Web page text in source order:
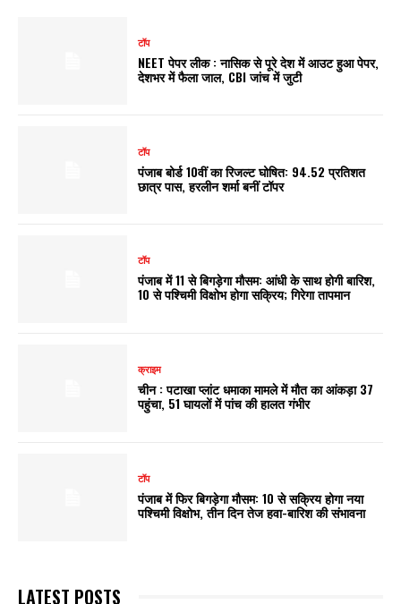
टॉप
NEET पेपर लीक : नासिक से पूरे देश में आउट हुआ पेपर,
देशभर में फैला जाल, CBI जांच में जुटी
टॉप
पंजाब बोर्ड 10वीं का रिजल्ट घोषित: 94.52 प्रतिशत
छात्र पास, हरलीन शर्मा बनीं टॉपर
टॉप
पंजाब में 11 से बिगड़ेगा मौसम: आंधी के साथ होगी बारिश,
10 से पश्चिमी विक्षोभ होगा सक्रिय; गिरेगा तापमान
क्राइम
चीन : पटाखा प्लांट धमाका मामले में मौत का आंकड़ा 37
पहुंचा, 51 घायलों में पांच की हालत गंभीर
टॉप
पंजाब में फिर बिगड़ेगा मौसम: 10 से सक्रिय होगा नया
पश्चिमी विक्षोभ, तीन दिन तेज हवा-बारिश की संभावना
LATEST POSTS